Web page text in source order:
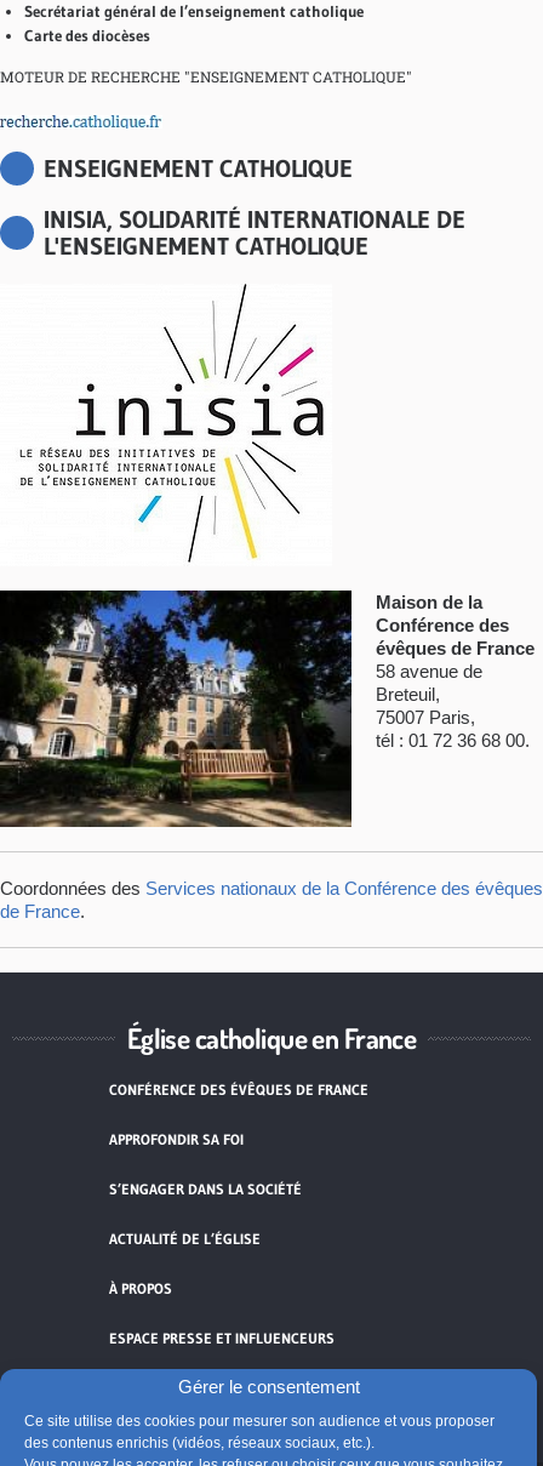
Gérer le consentement
Ce site utilise des cookies pour mesurer son audience et vous proposer
des contenus enrichis (vidéos, réseaux sociaux, etc.).
Secrétariat général de l’enseignement catholique
Carte des diocèses
MOTEUR DE RECHERCHE "ENSEIGNEMENT CATHOLIQUE"
ENSEIGNEMENT CATHOLIQUE
INISIA, SOLIDARITÉ INTERNATIONALE DE
L'ENSEIGNEMENT CATHOLIQUE
Maison de la
Conférence des
évêques de France
58 avenue de
Breteuil,
75007 Paris,
tél : 01 72 36 68 00.
Coordonnées des Services nationaux de la Conférence des évêques
de France.
Église catholique en France
CONFÉRENCE DES ÉVÊQUES DE FRANCE
APPROFONDIR SA FOI
S’ENGAGER DANS LA SOCIÉTÉ
ACTUALITÉ DE L’ÉGLISE
À PROPOS
ESPACE PRESSE ET INFLUENCEURS